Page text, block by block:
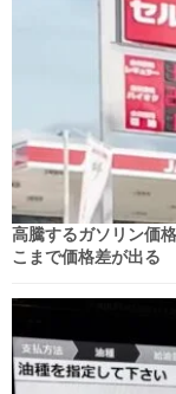
高騰するガソリン価
こまで価格差が出る